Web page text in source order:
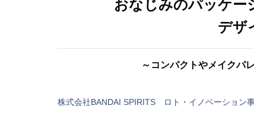
おなじみのパッケー
デザ
～コンパクトやメイクパ
株式会社BANDAI SPIRITS ロト・イノベーション